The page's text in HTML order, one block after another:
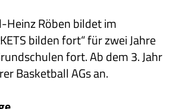
Heinz Röben bildet im
bilden fort“ für zwei Jahre
fort. Ab dem 3. Jahr
Basketball AGs an.